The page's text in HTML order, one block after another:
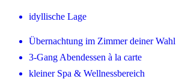
idyllische Lage
Übernachtung im Zimmer deiner Wahl
3-Gang Abendessen à la carte
kleiner Spa & Wellnessbereich